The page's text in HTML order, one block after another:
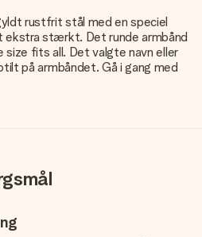
rustfrit stål med en speciel
ekstra stærkt. Det runde armbånd
size fits all. Det valgte navn eller
på armbåndet. Gå i gang med